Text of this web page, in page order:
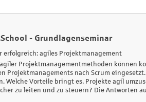
- Grundlagenseminar
erfolgreich: agiles Projektmanagement
Projektmanagementmethoden können
Projektmanagements nach Scrum
Welche Vorteile bringt es, Projekte agil
zu leiten und zu steuern? Die Antworten